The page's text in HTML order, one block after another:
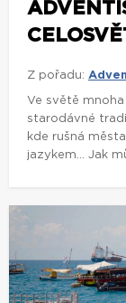
Z pořadu:
Ve světě
starodávné
kde rušná
jazykem... Jak